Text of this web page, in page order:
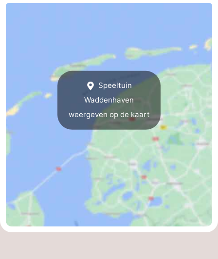
Schuttersbos
Tjermelân
Last
minutes
Strand
Bezienswaardigheden
Musea
-
Monumenten
-
Speeltuin
Waddenhaven
weergeven op de kaart